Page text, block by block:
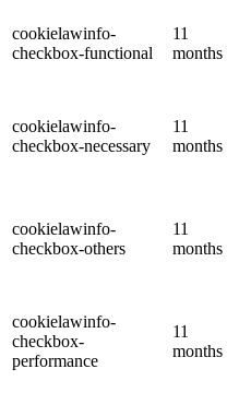
cookielawinfo-
checkbox-functional
11
months
cookielawinfo-
checkbox-necessary
11
months
cookielawinfo-
checkbox-others
11
months
cookielawinfo-
checkbox-
performance
11
months